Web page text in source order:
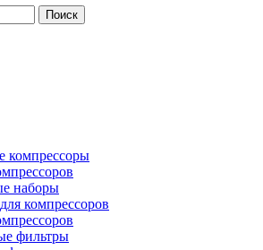
Поиск
наборы
компрессоров
фильтры